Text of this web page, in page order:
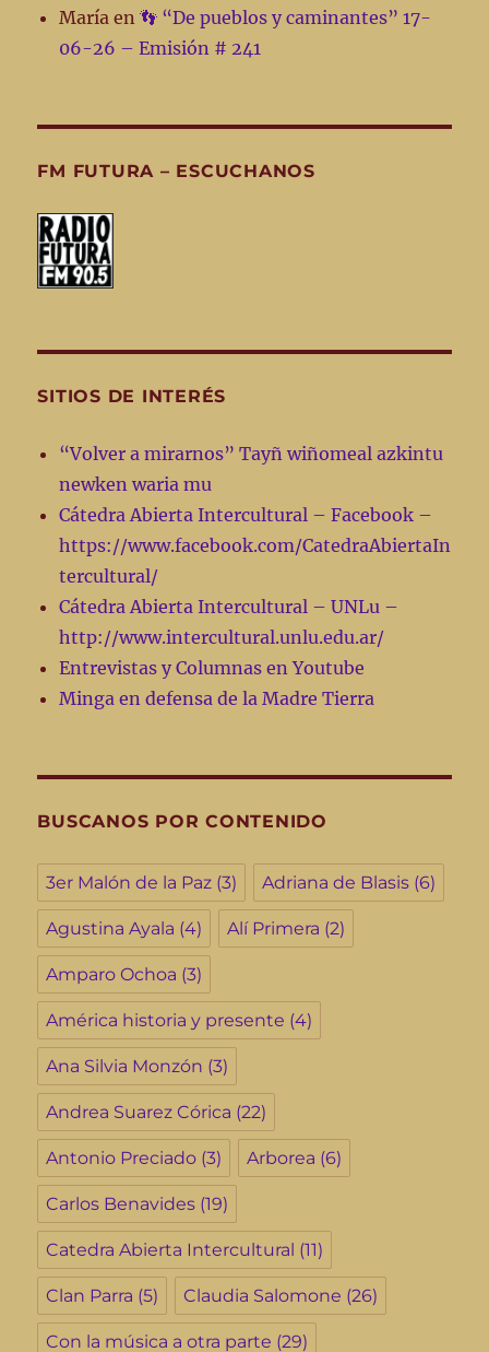
María en👣 “De pueblos y caminantes” 17-
06-26 – Emisión # 241
FM FUTURA – ESCUCHANOS
SITIOS DE INTERÉS
“Volver a mirarnos” Tayñ wiñomeal azkintu
newken waria mu
Cátedra Abierta Intercultural – Facebook –
https://www.facebook.com/CatedraAbiertaIn
tercultural/
Cátedra Abierta Intercultural – UNLu –
http://www.intercultural.unlu.edu.ar/
Entrevistas y Columnas en Youtube
Minga en defensa de la Madre Tierra
BUSCANOS POR CONTENIDO
3er Malón de la Paz (3) Adriana de Blasis (6)
Agustina Ayala (4) Alí Primera (2)
Amparo Ochoa (3)
América historia y presente (4)
Ana Silvia Monzón (3)
Andrea Suarez Córica (22)
Antonio Preciado (3) Arborea (6)
Carlos Benavides (19)
Catedra Abierta Intercultural (11)
Clan Parra (5) Claudia Salomone (26)
Con la música a otra parte (29)